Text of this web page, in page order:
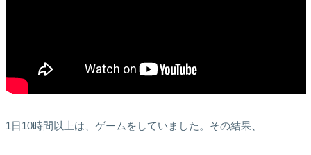
1日10時間以上は、ゲームをしていました。その結果、